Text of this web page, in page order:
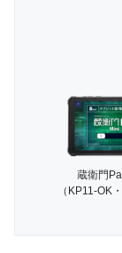
蔵衛門
（KP11-OK